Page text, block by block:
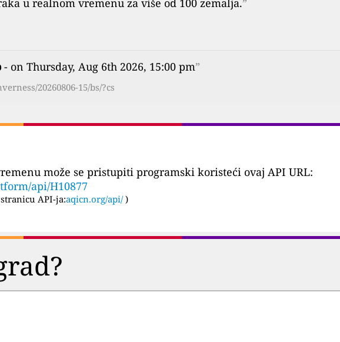
u realnom vremenu za više od 100 zemalja.”
- on Thursday, Aug 6th 2026, 15:00 pm”
20260806-15/bs/?cs
može se pristupiti programski koristeći ovaj API URL:
api/H10877
API-ja:aqicn.org/api/ )